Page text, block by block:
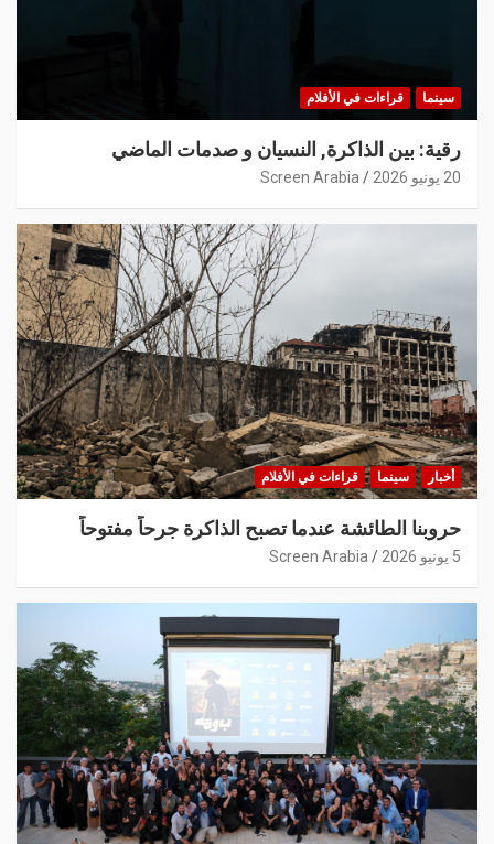
سينما قراءات في الأفلام
رقية: بين الذاكرة, النسيان و صدمات الماضي
20 يونيو 2026 Screen Arabia
أخبار سينما قراءات في الأفلام
حروبنا الطائشة عندما تصبح الذاكرة جرحاً مفتوحاً
5 يونيو 2026 Screen Arabia